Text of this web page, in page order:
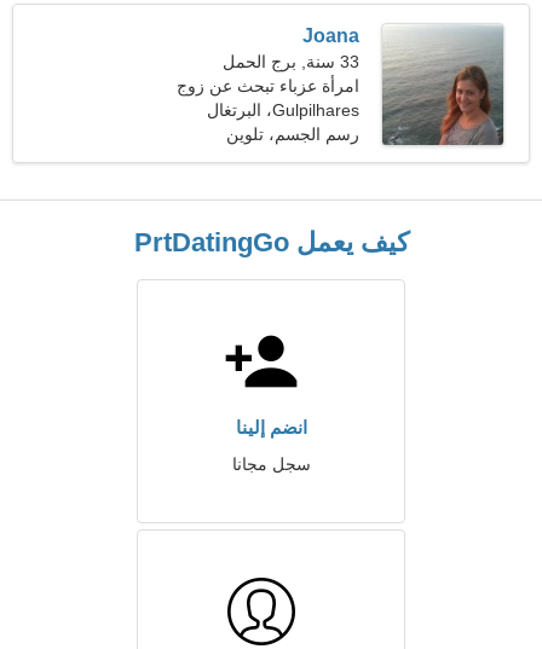
Joana
33 سنة, برج الحمل
امرأة عزباء تبحث عن زوج
34-45
Gulpilhares، البرتغال
رسم الجسم، تلوين
كيف يعمل PrtDatingGo
انضم إلينا
سجل مجانا